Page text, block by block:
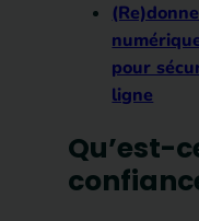
pour
ligne
Qu’est-